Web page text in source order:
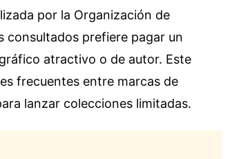
por la Organización de
consultados prefiere pagar un
atractivo o de autor. Este
frecuentes entre marcas de
lanzar colecciones limitadas.